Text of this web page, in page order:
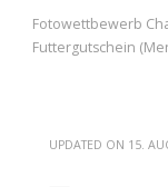
Fotowettbewerb
Futtergutschein
UPDATED ON 15.